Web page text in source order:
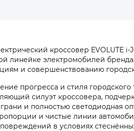
кроссовер EVOLUTE
линейке электромобилей
и совершенствованию
прогресса и стиля городского
силуэт кроссовера,
и полностью светодиодная
и чистые линии
в условиях